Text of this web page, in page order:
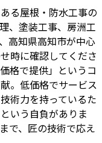
る屋根・防水工事の
、塗装工事、房洲工
高知県高知市が中心
時に確認してくださ
格で提供」というコ
。低価格でサービス
術力を持っているた
いう自負がありま
で、匠の技術で応え